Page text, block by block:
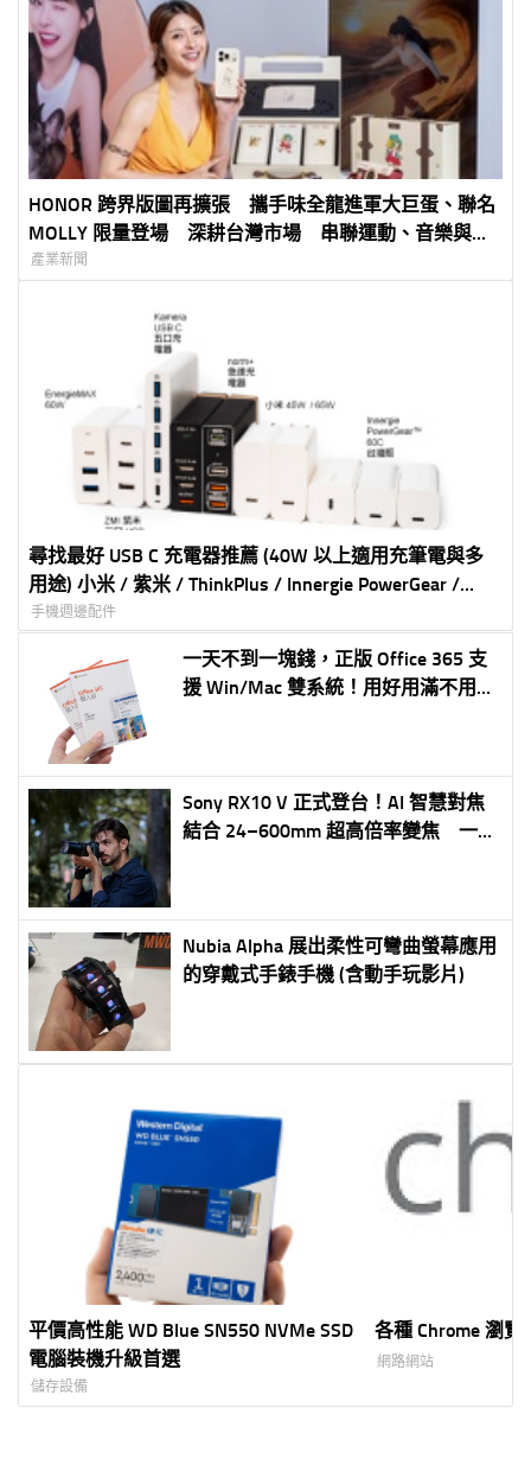
HONOR 跨界版圖再擴張 攜手味全龍進軍大巨蛋、聯名
MOLLY 限量登場 深耕台灣市場 串聯運動、音樂與潮
流文化打造品牌新體驗 HONOR 600 Pro MOLLY Limited
產業新聞
尋找最好 USB C 充電器推薦 (40W 以上適用充筆電與多
用途) 小米 / 紫米 / ThinkPlus / Innergie PowerGear /
norm+ / Kamera 最完整比較表
手機週邊配件
一天不到一塊錢，正版 Office 365 支
援 Win/Mac 雙系統！用好用滿不用再
Sony RX10 V 正式登台！AI 智慧對焦
結合 24–600mm 超高倍率變焦 一機
Nubia Alpha 展出柔性可彎曲螢幕應用
的穿戴式手錶手機 (含動手玩影片)
平價高性能 WD Blue SN550 NVMe SSD
電腦裝機升級首選
儲存設備
各種 Chrome 瀏覽
網路網站